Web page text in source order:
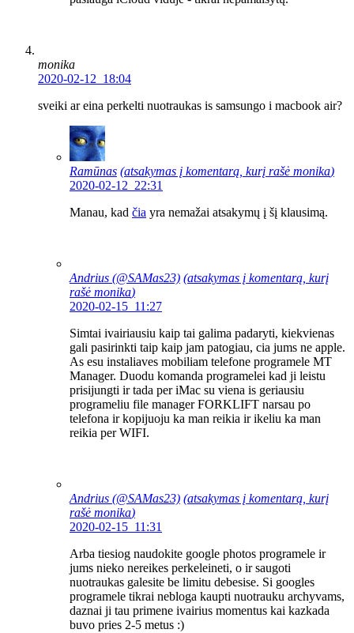
monika
2020-02-12 18:04
sveiki ar eina perkelti nuotraukas is samsungo i macbook air?
Ramūnas (atsakymas į komentarą, kurį rašė monika)
2020-02-12 22:31
Manau, kad čia yra nemažai atsakymų į šį klausimą.
Andrius (@SAMas23) (atsakymas į komentarą, kurį
rašė monika)
2020-02-15 11:27
Simtai ivairiausiu kaip tai galima padaryti, kiekvienas
gali pasirinkti taip kaip jam patogiau, cia jums ne apple.
As esu instaliaves mobiliam telefone programele MT
Manager. Duodu komanda programelei kad ji leistu
prisijungti ir tada per iMac su viena is geriausiu
programeliu file manager FORKLIFT narsau po
telefona ir kopijuoju ka man reikia ir ikeliu ka man
reikia per WIFI.
Andrius (@SAMas23) (atsakymas į komentarą, kurį
rašė monika)
2020-02-15 11:31
Arba tiesiog naudokite google photos programele ir
jums nieko nereikes perkeleineti, o ir saugoti
nuotraukas galesite be limitu debesise. Si googles
programele tikrai nebloga kaupti nuotrauku archyvams,
daznai ji tau primene ivairius momentus kai kazkada
buvo pries 2-5 metus :)